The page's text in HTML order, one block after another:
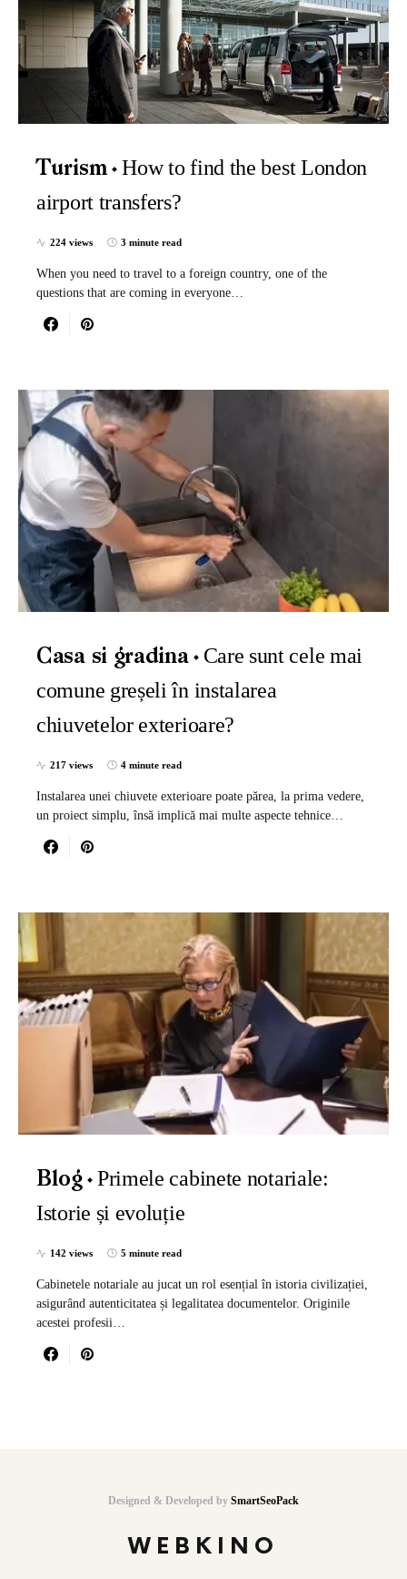
Turism
How to find the best London
airport transfers?
224 views 3 minute read
When you need to travel to a foreign country, one of the
questions that are coming in everyone…
Casa si gradina
Care sunt cele mai
comune greșeli în instalarea
chiuvetelor exterioare?
217 views 4 minute read
Instalarea unei chiuvete exterioare poate părea, la prima vedere,
un proiect simplu, însă implică mai multe aspecte tehnice…
Blog
Primele cabinete notariale:
Istorie și evoluție
142 views 5 minute read
Cabinetele notariale au jucat un rol esențial în istoria civilizației,
asigurând autenticitatea și legalitatea documentelor. Originile
acestei profesii…
Designed & Developed by SmartSeoPack
WEBKINO